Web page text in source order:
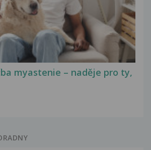
myastenie – naděje pro ty,